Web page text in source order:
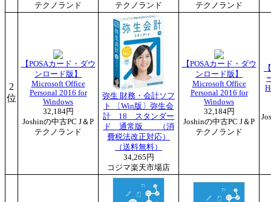
テクノランド
テクノランド
テクノランド
2
位
【POSAカード・ダウ
ンロード版】
Microsoft Office
Personal 2016 for
Windows
32,184円
Joshinの中古PC J＆P
テクノランド
弥生 財務・会計ソフ
ト 〔Win版〕弥生会
計 18 スタンダー
ド 通常版 （消
費税法改正対応）
（送料無料）
34,265円
コジマ楽天市場店
【POSAカード・ダウ
ンロード版】
Microsoft Office
Personal 2016 for
Windows
32,184円
Joshinの中古PC J＆P
テクノランド